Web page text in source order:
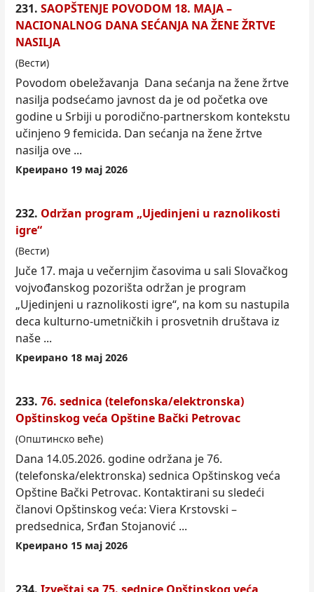
231. SAOPŠTENJE POVODOM 18. MAJA –
NACIONALNOG DANA SEĆANJA NA ŽENE ŽRTVE
NASILJA
(Вести)
Povodom obeležavanja Dana sećanja na žene žrtve
nasilja podsećamo javnost da je od početka ove
godine u Srbiji u porodično-partnerskom kontekstu
učinjeno 9 femicida. Dan sećanja na žene žrtve
nasilja ove ...
Креирано 19 мај 2026
232. Održan program „Ujedinjeni u raznolikosti
igre“
(Вести)
Juče 17. maja u večernjim časovima u sali Slovačkog
vojvođanskog pozorišta održan je program
„Ujedinjeni u raznolikosti igre“, na kom su nastupila
deca kulturno-umetničkih i prosvetnih društava iz
naše ...
Креирано 18 мај 2026
233. 76. sednica (telefonska/elektronska)
Opštinskog veća Opštine Bački Petrovac
(Општинско веће)
Dana 14.05.2026. godine održana je 76.
(telefonska/elektronska) sednica Opštinskog veća
Opštine Bački Petrovac. Kontaktirani su sledeći
članovi Opštinskog veća: Viera Krstovski –
predsednica, Srđan Stojanović ...
Креирано 15 мај 2026